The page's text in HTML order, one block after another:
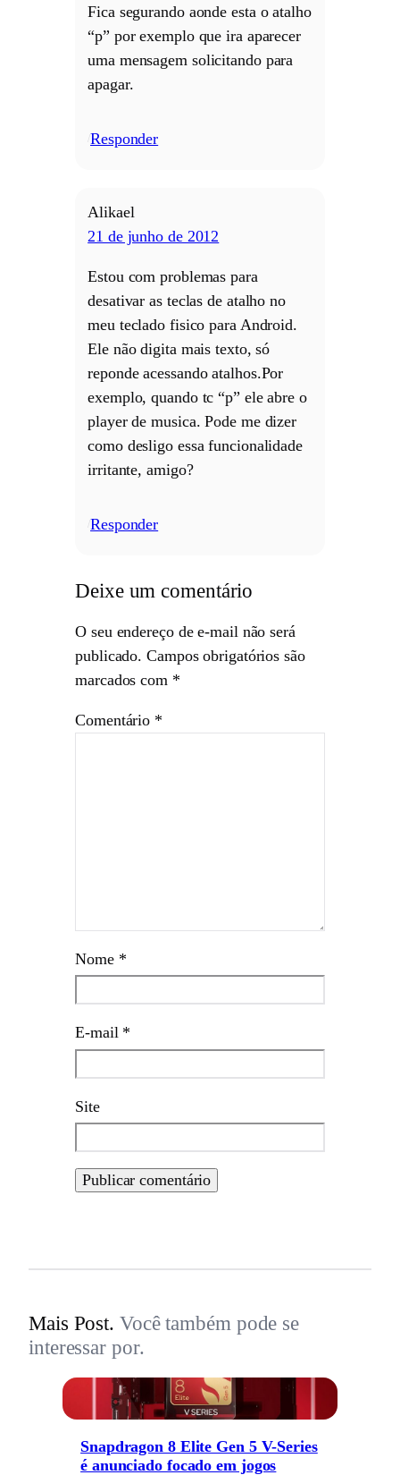
Fica segurando aonde esta o atalho
“p” por exemplo que ira aparecer
uma mensagem solicitando para
apagar.
Responder
Alikael
21 de junho de 2012
Estou com problemas para
desativar as teclas de atalho no
meu teclado fisico para Android.
Ele não digita mais texto, só
reponde acessando atalhos.Por
exemplo, quando tc “p” ele abre o
player de musica. Pode me dizer
como desligo essa funcionalidade
irritante, amigo?
Responder
Deixe um comentário
O seu endereço de e-mail não será
publicado. Campos obrigatórios são
marcados com *
Comentário *
Nome *
E-mail *
Site
Mais Post. Você também pode se
interessar por.
Snapdragon 8 Elite Gen 5 V-Series
é anunciado focado em jogos